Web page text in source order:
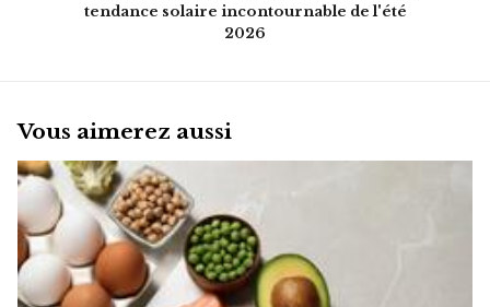
tendance solaire incontournable de l'été
2026
Vous aimerez aussi